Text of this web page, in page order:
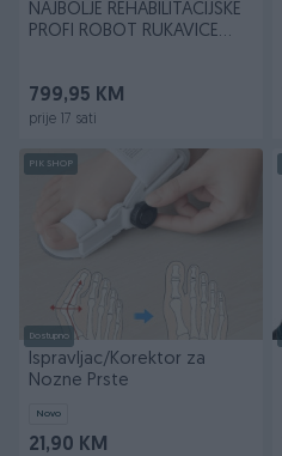
NAJBOLJE REHABILITACIJSKE
PROFI ROBOT RUKAVICE
799,95 KM
prije 17 sati
PIK SHOP
Dostupno
Ispravljac/Korektor za
Nozne Prste
Novo
21,90 KM